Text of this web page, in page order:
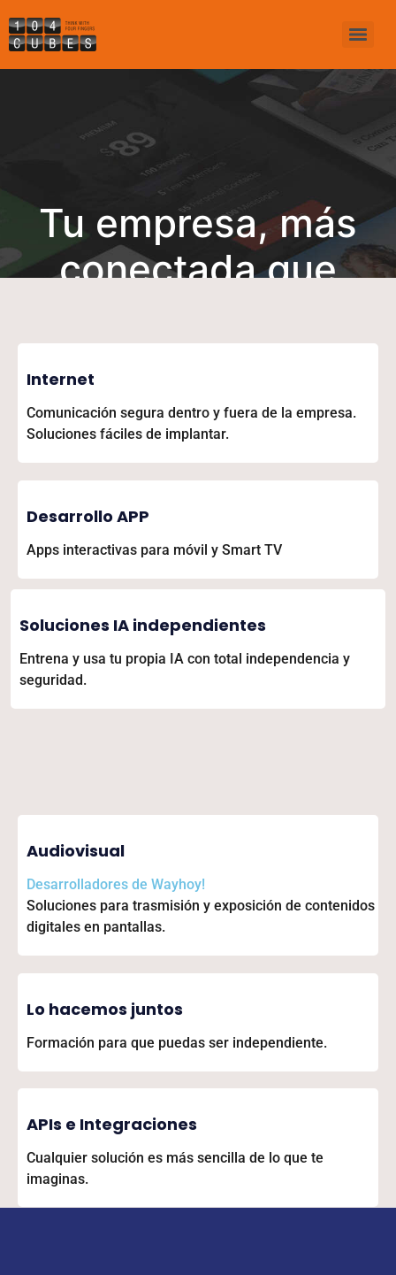
Tu empresa, más
conectada que
Internet
Comunicación segura dentro y fuera de la empresa.
Soluciones fáciles de implantar.
Desarrollo APP
Apps interactivas para móvil y Smart TV
Soluciones IA independientes
Entrena y usa tu propia IA con total independencia y
seguridad.
Audiovisual
Desarrolladores de Wayhoy!
Soluciones para trasmisión y exposición de contenidos
digitales en pantallas.
Lo hacemos juntos
Formación para que puedas ser independiente.
APIs e Integraciones
Cualquier solución es más sencilla de lo que te
imaginas.